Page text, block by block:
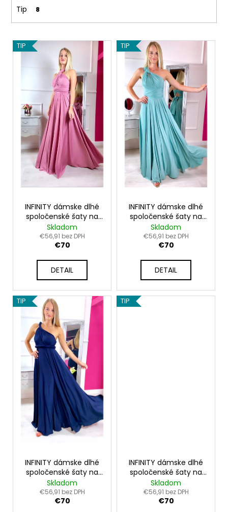
Tip 8
V
ý
TIP
INFINITY dámske dlhé
spoločenské šaty na
viazanie - Light Rose
Skladom
€56,91 bez DPH
€70
DETAIL
TIP
INFINITY dámske dlhé
spoločenské šaty na
viazanie - Olive
Skladom
€56,91 bez DPH
€70
DETAIL
TIP
INFINITY dámske dlhé
spoločenské šaty na
viazanie - Navy Blue
Skladom
€56,91 bez DPH
€70
TIP
INFINITY dámske dlhé
spoločenské šaty na
viazanie - baklažán
Skladom
€56,91 bez DPH
€70